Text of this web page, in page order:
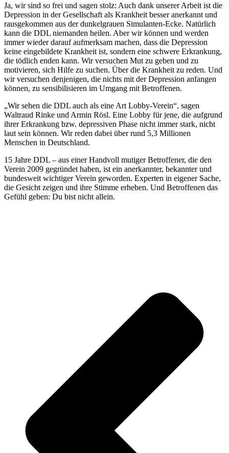
Ja, wir sind so frei und sagen stolz: Auch dank unserer Arbeit ist die
Depression in der Gesellschaft als Krankheit besser anerkannt und
rausgekommen aus der dunkelgrauen Simulanten-Ecke. Natürlich
kann die DDL niemanden heilen. Aber wir können und werden
immer wieder darauf aufmerksam machen, dass die Depression
keine eingebildete Krankheit ist, sondern eine schwere Erkrankung,
die tödlich enden kann. Wir versuchen Mut zu geben und zu
motivieren, sich Hilfe zu suchen. Über die Krankheit zu reden. Und
wir versuchen denjenigen, die nichts mit der Depression anfangen
können, zu sensibilisieren im Umgang mit Betroffenen.
„Wir sehen die DDL auch als eine Art Lobby-Verein“, sagen
Waltraud Rinke und Armin Rösl. Eine Lobby für jene, die aufgrund
ihrer Erkrankung bzw. depressiven Phase nicht immer stark, nicht
laut sein können. Wir reden dabei über rund 5,3 Millionen
Menschen in Deutschland.
15 Jahre DDL – aus einer Handvoll mutiger Betroffener, die den
Verein 2009 gegründet haben, ist ein anerkannter, bekannter und
bundesweit wichtiger Verein geworden. Experten in eigener Sache,
die Gesicht zeigen und ihre Stimme erheben. Und Betroffenen das
Gefühl geben: Du bist nicht allein.